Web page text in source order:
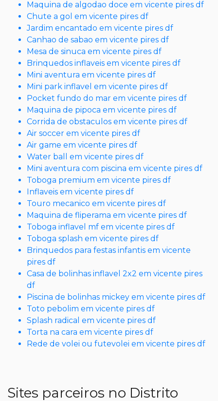
Maquina de algodao doce em vicente pires df
Chute a gol em vicente pires df
Jardim encantado em vicente pires df
Canhao de sabao em vicente pires df
Mesa de sinuca em vicente pires df
Brinquedos inflaveis em vicente pires df
Mini aventura em vicente pires df
Mini park inflavel em vicente pires df
Pocket fundo do mar em vicente pires df
Maquina de pipoca em vicente pires df
Corrida de obstaculos em vicente pires df
Air soccer em vicente pires df
Air game em vicente pires df
Water ball em vicente pires df
Mini aventura com piscina em vicente pires df
Toboga premium em vicente pires df
Inflaveis em vicente pires df
Touro mecanico em vicente pires df
Maquina de fliperama em vicente pires df
Toboga inflavel mf em vicente pires df
Toboga splash em vicente pires df
Brinquedos para festas infantis em vicente
pires df
Casa de bolinhas inflavel 2x2 em vicente pires
df
Piscina de bolinhas mickey em vicente pires df
Toto pebolim em vicente pires df
Splash radical em vicente pires df
Torta na cara em vicente pires df
Rede de volei ou futevolei em vicente pires df
Sites parceiros no Distrito